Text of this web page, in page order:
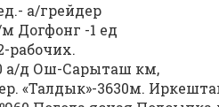
а/грейдер
Догфонг -1 ед
рабочих.
а/д Ош-Сарыташ км,
«Талдык»-3630м.